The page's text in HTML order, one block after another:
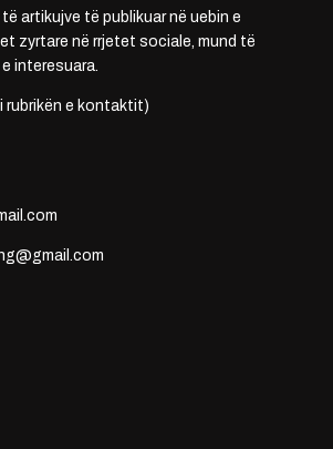
artikujve të publikuar në uebin e
zyrtare në rrjetet sociale, mund të
interesuara.
rubrikën e kontaktit)